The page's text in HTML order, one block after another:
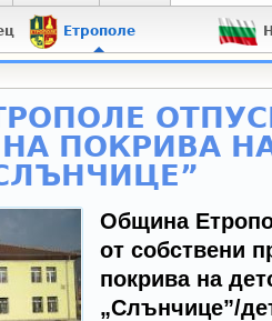
Етрополе
ПОКРИВА
Община
от собствени
покрива на
„Слънчице”/